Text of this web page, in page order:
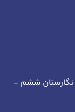
نگارستان ششم -